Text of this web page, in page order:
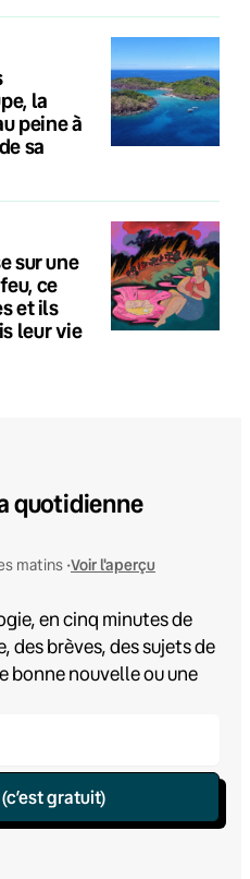
la
peine à
sa
sur une
ce
et ils
leur vie
quotidienne
matins •Voir l'aperçu
en cinq minutes de
des brèves, des sujets de
bonne nouvelle ou une
gratuit)